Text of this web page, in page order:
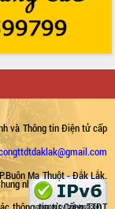
và Thông tin Điện tử cấp
Ma Thuột - Đắk Lắk.